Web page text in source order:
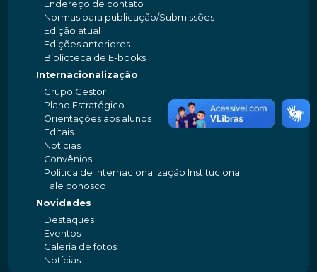
Endereço de contato
Normas para publicação/Submissões
Edição atual
Edições anteriores
Biblioteca de E-books
Internacionalização
Grupo Gestor
Plano Estratégico
Orientações aos alunos
Editais
Notícias
Convênios
Política de Internacionalização Institucional
Fale conosco
Novidades
Destaques
Eventos
Galeria de fotos
Notícias